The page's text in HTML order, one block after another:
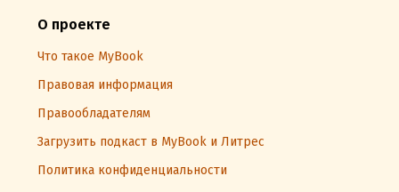
О проекте
Что такое MyBook
Правовая информация
Правообладателям
Загрузить подкаст в MyBook и Литрес
Политика конфиденциальности